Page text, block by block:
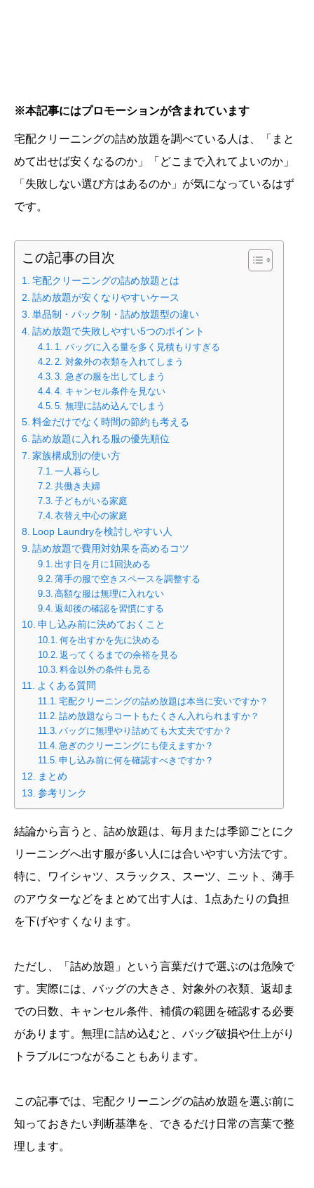
※本記事にはプロモーションが含まれています
宅配クリーニングの詰め放題を調べている人は、「まと
めて出せば安くなるのか」「どこまで入れてよいのか」
「失敗しない選び方はあるのか」が気になっているはず
です。
この記事の目次
宅配クリーニングの詰め放題とは
詰め放題が安くなりやすいケース
単品制・パック制・詰め放題型の違い
詰め放題で失敗しやすい5つのポイント
1. バッグに入る量を多く見積もりすぎる
2. 対象外の衣類を入れてしまう
3. 急ぎの服を出してしまう
4. キャンセル条件を見ない
5. 無理に詰め込んでしまう
料金だけでなく時間の節約も考える
詰め放題に入れる服の優先順位
家族構成別の使い方
一人暮らし
共働き夫婦
子どもがいる家庭
衣替え中心の家庭
Loop Laundryを検討しやすい人
詰め放題で費用対効果を高めるコツ
出す日を月に1回決める
薄手の服で空きスペースを調整する
高額な服は無理に入れない
返却後の確認を習慣にする
申し込み前に決めておくこと
何を出すかを先に決める
返ってくるまでの余裕を見る
料金以外の条件も見る
よくある質問
宅配クリーニングの詰め放題は本当に安いですか？
詰め放題ならコートもたくさん入れられますか？
バッグに無理やり詰めても大丈夫ですか？
急ぎのクリーニングにも使えますか？
申し込み前に何を確認すべきですか？
まとめ
参考リンク
結論から言うと、詰め放題は、毎月または季節ごとにク
リーニングへ出す服が多い人には合いやすい方法です。
特に、ワイシャツ、スラックス、スーツ、ニット、薄手
のアウターなどをまとめて出す人は、1点あたりの負担
を下げやすくなります。
ただし、「詰め放題」という言葉だけで選ぶのは危険で
す。実際には、バッグの大きさ、対象外の衣類、返却ま
での日数、キャンセル条件、補償の範囲を確認する必要
があります。無理に詰め込むと、バッグ破損や仕上がり
トラブルにつながることもあります。
この記事では、宅配クリーニングの詰め放題を選ぶ前に
知っておきたい判断基準を、できるだけ日常の言葉で整
理します。